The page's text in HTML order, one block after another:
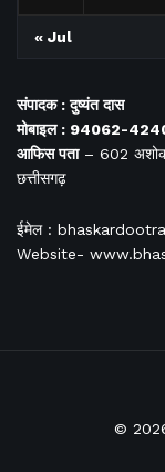
« Jul
संपादक : दुष्यंत दास
मोबाइल : 94062-
आफिसपता– 602
छत्तीसगढ़
ईमेल :
Website-
©